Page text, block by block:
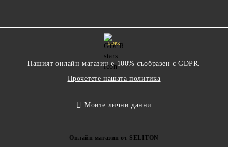
GDPR
Нашият онлайн магазин е 100% съобразен с GDPR.
Прочетете нашата политика
Моите лични данни
Онлайн магазин от SELITON